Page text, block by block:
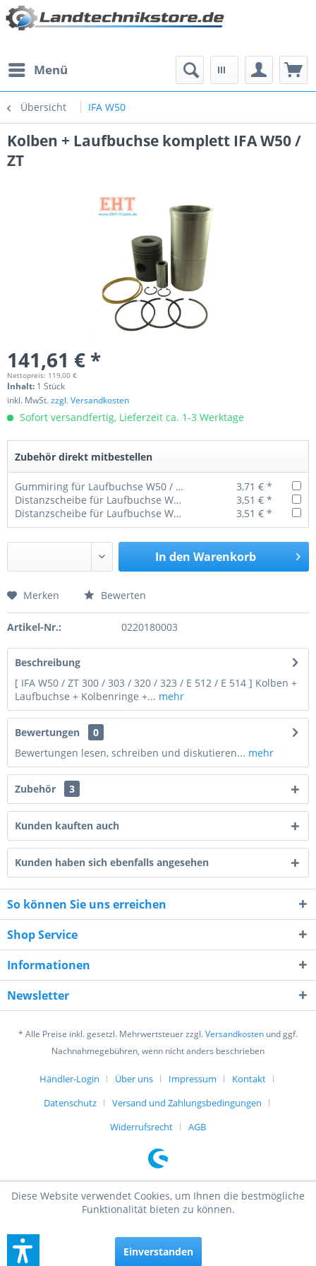
Menü
Übersicht IFA W50
Kolben + Laufbuchse komplett IFA W50 /
ZT
141,61 € *
Nettopreis: 119,00 €
Inhalt: 1 Stück
inkl. MwSt.zzgl. Versandkosten
Sofort versandfertig, Lieferzeit ca. 1-3 Werktage
Zubehör direkt mitbestellen
Gummiring für Laufbuchse W50 / ZT
3,71 € *
Distanzscheibe für Laufbuchse W50 0,1 mm
3,51 € *
Distanzscheibe für Laufbuchse W50 0,2 mm
3,51 € *
In den Warenkorb
Preis anfragen
1 + 2 = ?
Ich habe dieDatenschutzerklärunggelesen,
verstanden und stimme zu. *
Mit * gekennzeichnete Felder sind Pflichtfelder.
Senden
Merken Bewerten
Artikel-Nr.: 0220180003
Beschreibung
[ IFA W50 / ZT 300 / 303 / 320 / 323 / E 512 / E 514 ] Kolben +
Laufbuchse + Kolbenringe +... mehr
Bewertungen
0
Bewertungen lesen, schreiben und diskutieren... mehr
Zubehör 3
Kunden kauften auch
Kunden haben sich ebenfalls angesehen
So können Sie uns erreichen
Shop Service
Informationen
Newsletter
* Alle Preise inkl. gesetzl. Mehrwertsteuer zzgl.Versandkosten und ggf.
Nachnahmegebühren, wenn nicht anders beschrieben
Händler-Login Über uns Impressum
Kontakt
Datenschutz
Versand und Zahlungsbedingungen
Widerrufsrecht
AGB
Diese Website verwendet Cookies, um Ihnen die bestmögliche
Funktionalität bieten zu können.
Einverstanden